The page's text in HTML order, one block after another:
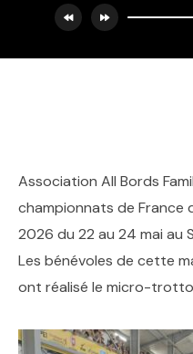
Association All Bords
championnats de France
2026 du 22 au 24 mai au
Les bénévoles de cette
ont réalisé le micro-